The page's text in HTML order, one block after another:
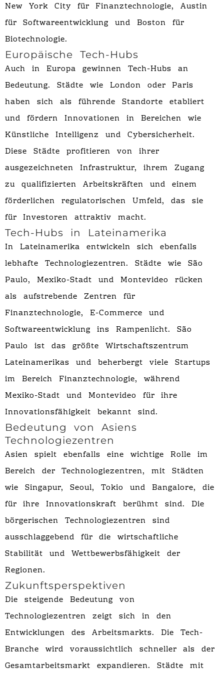
New York City für Finanztechnologie, Austin
für Softwareentwicklung und Boston für
Biotechnologie.
Europäische Tech-Hubs
Auch in Europa gewinnen Tech-Hubs an
Bedeutung. Städte wie London oder Paris
haben sich als führende Standorte etabliert
und fördern Innovationen in Bereichen wie
Künstliche Intelligenz und Cybersicherheit.
Diese Städte profitieren von ihrer
ausgezeichneten Infrastruktur, ihrem Zugang
zu qualifizierten Arbeitskräften und einem
förderlichen regulatorischen Umfeld, das sie
für Investoren attraktiv macht.
Tech-Hubs in Lateinamerika
In Lateinamerika entwickeln sich ebenfalls
lebhafte Technologiezentren. Städte wie São
Paulo, Mexiko-Stadt und Montevideo rücken
als aufstrebende Zentren für
Finanztechnologie, E-Commerce und
Softwareentwicklung ins Rampenlicht. São
Paulo ist das größte Wirtschaftszentrum
Lateinamerikas und beherbergt viele Startups
im Bereich Finanztechnologie, während
Mexiko-Stadt und Montevideo für ihre
Innovationsfähigkeit bekannt sind.
Bedeutung von Asiens
Technologiezentren
Asien spielt ebenfalls eine wichtige Rolle im
Bereich der Technologiezentren, mit Städten
wie Singapur, Seoul, Tokio und Bangalore, die
für ihre Innovationskraft berühmt sind. Die
börgerischen Technologiezentren sind
ausschlaggebend für die wirtschaftliche
Stabilität und Wettbewerbsfähigkeit der
Regionen.
Zukunftsperspektiven
Die steigende Bedeutung von
Technologiezentren zeigt sich in den
Entwicklungen des Arbeitsmarkts. Die Tech-
Branche wird voraussichtlich schneller als der
Gesamtarbeitsmarkt expandieren. Städte mit